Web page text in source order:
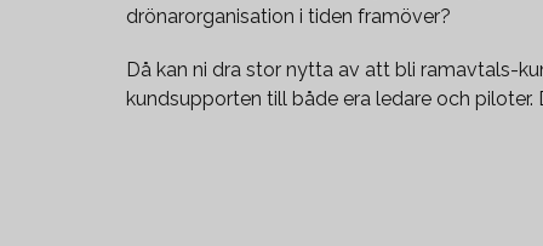
drönarorganisation i tiden framöver?
Då kan ni dra stor nytta av att bli ramavtals-
kundsupporten till både era ledare och